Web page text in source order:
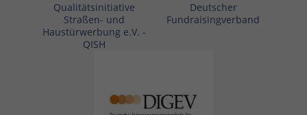
Qualitätsinitiative
Straßen- und
Haustürwerbung e.V. -
QISH
Deutscher
Fundraisingverband